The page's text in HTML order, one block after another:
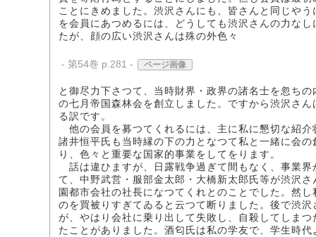
ことにきめました。渋沢さんにも、皆さんと同じや
を会員にあつめるには、どうしても渋沢さんの力な
たが、顔の広い渋沢さんは殊の外色々
- 第54巻 p.281 - ページ画像
と御尽力下さつて、当時財界・政界の諸名士を忽ち
の七月帝国森林会を創立しました。ですから渋沢さ
る訳です。
他の会員を募つてくれるには、主に私に懇切な紹
諸井恒平氏も当時縁の下の力となつて私と一緒に会
り、色々と重要な国家的事業をしてをります。
話は違ひますが、日露戦争過ぎて間もなく、事業
て、中野武営・服部金太郎・大橋新太郎氏等が渋沢
園都市会社の社長になつてくれとのことでした。然
のを買被りすぎてゐると云つて断りました。後で渋
が、やはり会社に乗り出して失敗し、自殺してしま
たことがありました。酒匂氏は私の学友で、学生時